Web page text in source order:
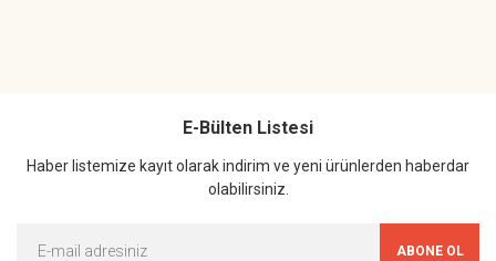
E-Bülten Listesi
Haber listemize kayıt olarak indirim ve yeni ürünlerden haberdar
olabilirsiniz.
ABONE OL